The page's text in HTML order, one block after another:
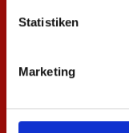
Statistiken
Marketing